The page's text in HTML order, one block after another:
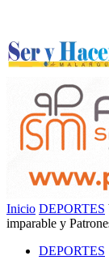
Inicio DEPORTES
imparable y
DEPORTES